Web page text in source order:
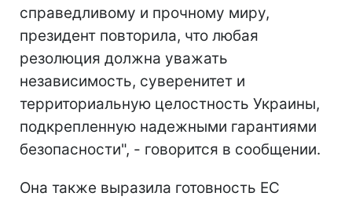
справедливому и прочному миру,
президент повторила, что любая
резолюция должна уважать
независимость, суверенитет и
территориальную целостность Украины,
подкрепленную надежными гарантиями
безопасности", - говорится в сообщении.
Она также выразила готовность ЕС